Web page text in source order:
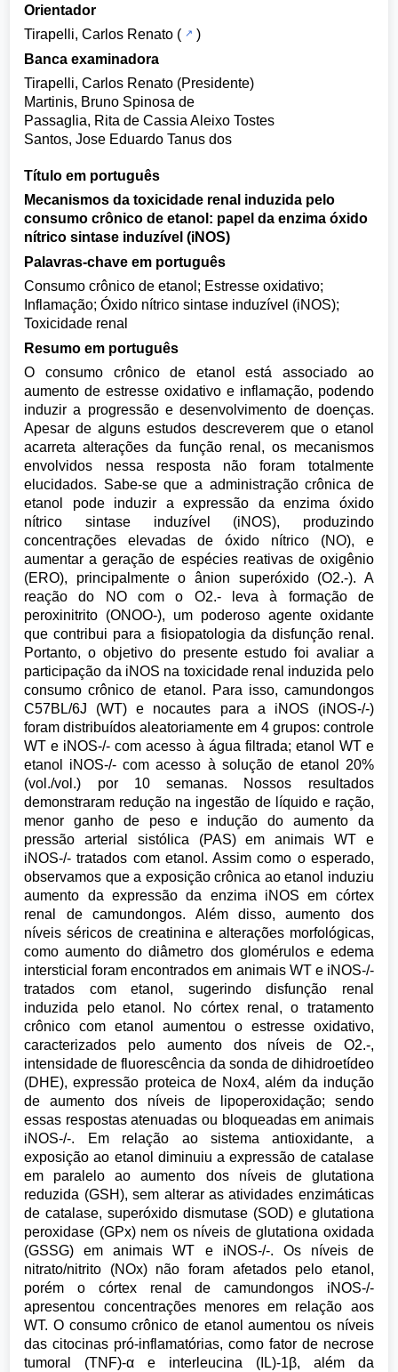
Orientador
Tirapelli, Carlos Renato (
)
Banca examinadora
Tirapelli, Carlos Renato (Presidente)
Martinis, Bruno Spinosa de
Passaglia, Rita de Cassia Aleixo Tostes
Santos, Jose Eduardo Tanus dos
Título em português
Mecanismos da toxicidade renal induzida pelo
consumo crônico de etanol: papel da enzima óxido
nítrico sintase induzível (iNOS)
Palavras-chave em português
Consumo crônico de etanol; Estresse oxidativo;
Inflamação; Óxido nítrico sintase induzível (iNOS);
Toxicidade renal
Resumo em português
O consumo crônico de etanol está associado ao
aumento de estresse oxidativo e inflamação, podendo
induzir a progressão e desenvolvimento de doenças.
Apesar de alguns estudos descreverem que o etanol
acarreta alterações da função renal, os mecanismos
envolvidos nessa resposta não foram totalmente
elucidados. Sabe-se que a administração crônica de
etanol pode induzir a expressão da enzima óxido
nítrico sintase induzível (iNOS), produzindo
concentrações elevadas de óxido nítrico (NO), e
aumentar a geração de espécies reativas de oxigênio
(ERO), principalmente o ânion superóxido (O2.-). A
reação do NO com o O2.- leva à formação de
peroxinitrito (ONOO-), um poderoso agente oxidante
que contribui para a fisiopatologia da disfunção renal.
Portanto, o objetivo do presente estudo foi avaliar a
participação da iNOS na toxicidade renal induzida pelo
consumo crônico de etanol. Para isso, camundongos
C57BL/6J (WT) e nocautes para a iNOS (iNOS-/-)
foram distribuídos aleatoriamente em 4 grupos: controle
WT e iNOS-/- com acesso à água filtrada; etanol WT e
etanol iNOS-/- com acesso à solução de etanol 20%
(vol./vol.) por 10 semanas. Nossos resultados
demonstraram redução na ingestão de líquido e ração,
menor ganho de peso e indução do aumento da
pressão arterial sistólica (PAS) em animais WT e
iNOS-/- tratados com etanol. Assim como o esperado,
observamos que a exposição crônica ao etanol induziu
aumento da expressão da enzima iNOS em córtex
renal de camundongos. Além disso, aumento dos
níveis séricos de creatinina e alterações morfológicas,
como aumento do diâmetro dos glomérulos e edema
intersticial foram encontrados em animais WT e iNOS-/-
tratados com etanol, sugerindo disfunção renal
induzida pelo etanol. No córtex renal, o tratamento
crônico com etanol aumentou o estresse oxidativo,
caracterizados pelo aumento dos níveis de O2.-,
intensidade de fluorescência da sonda de dihidroetídeo
(DHE), expressão proteica de Nox4, além da indução
de aumento dos níveis de lipoperoxidação; sendo
essas respostas atenuadas ou bloqueadas em animais
iNOS-/-. Em relação ao sistema antioxidante, a
exposição ao etanol diminuiu a expressão de catalase
em paralelo ao aumento dos níveis de glutationa
reduzida (GSH), sem alterar as atividades enzimáticas
de catalase, superóxido dismutase (SOD) e glutationa
peroxidase (GPx) nem os níveis de glutationa oxidada
(GSSG) em animais WT e iNOS-/-. Os níveis de
nitrato/nitrito (NOx) não foram afetados pelo etanol,
porém o córtex renal de camundongos iNOS-/-
apresentou concentrações menores em relação aos
WT. O consumo crônico de etanol aumentou os níveis
das citocinas pró-inflamatórias, como fator de necrose
tumoral (TNF)-α e interleucina (IL)-1β, além da